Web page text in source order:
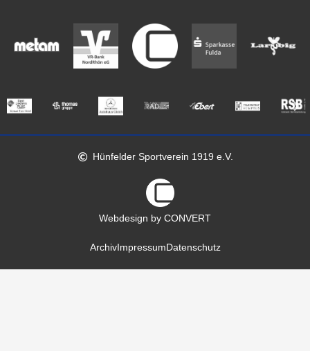
Hünfelder Sportverein 1919 e.V.
Webdesign by CONVERT
ArchivImpressumDatenschutz